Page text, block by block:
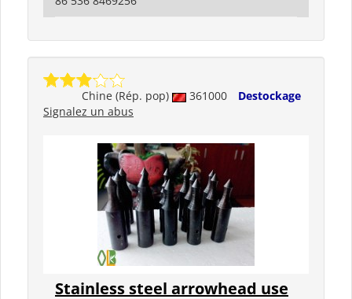
Chine (Rép. pop) 361000
Destockage
Signalez un abus
Stainless steel arrowhead use